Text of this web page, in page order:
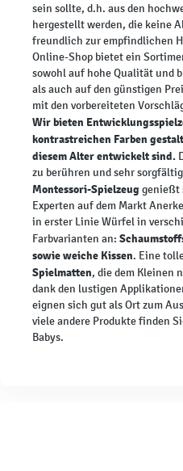
sein sollte, d.h. aus den
hergestellt werden, die keine
freundlich zur empfindlichen
Online-Shop bietet ein
sowohl auf hohe Qualität und
als auch auf den günstigen
mit den vorbereiteten
Wir bieten
kontrastreichen Farben
diesem Alter entwickelt sind.
zu berühren und sehr
Montessori-Spielzeug genießt
Experten auf dem Markt
in erster Linie Würfel in
Farbvarianten an:
sowie weiche Kissen. Eine
Spielmatten, die dem Kleinen
dank den lustigen
eignen sich gut als Ort zum
viele andere Produkte finden
Babys.